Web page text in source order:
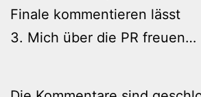
Finale kommentieren lässt
3. Mich über die PR freuen…